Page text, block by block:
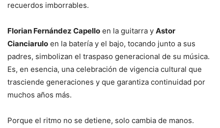
recuerdos imborrables.
Florian Fernández Capello en la guitarra y Astor
Cianciarulo en la batería y el bajo, tocando junto a sus
padres, simbolizan el traspaso generacional de su música.
Es, en esencia, una celebración de vigencia cultural que
trasciende generaciones y que garantiza continuidad por
muchos años más.
Porque el ritmo no se detiene, solo cambia de manos.